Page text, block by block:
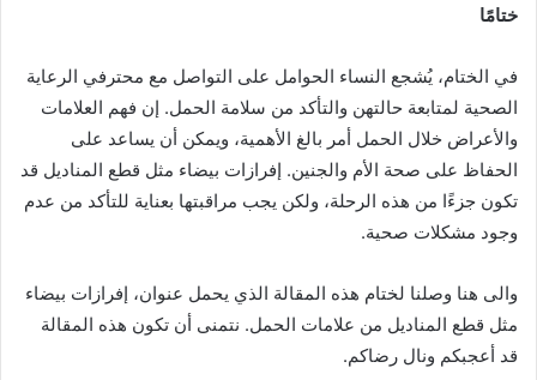
ختامًا
في الختام، يُشجع النساء الحوامل على التواصل مع محترفي الرعاية
الصحية لمتابعة حالتهن والتأكد من سلامة الحمل. إن فهم العلامات
والأعراض خلال الحمل أمر بالغ الأهمية، ويمكن أن يساعد على
الحفاظ على صحة الأم والجنين. إفرازات بيضاء مثل قطع المناديل قد
تكون جزءًا من هذه الرحلة، ولكن يجب مراقبتها بعناية للتأكد من عدم
وجود مشكلات صحية.
والى هنا وصلنا لختام هذه المقالة الذي يحمل عنوان، إفرازات بيضاء
مثل قطع المناديل من علامات الحمل. نتمنى أن تكون هذه المقالة
قد أعجبكم ونال رضاكم.